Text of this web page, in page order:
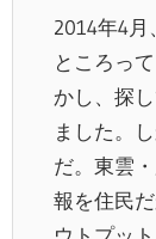
2014年4
ところっ
かし、探
ました。
だ。東雲
報を住民